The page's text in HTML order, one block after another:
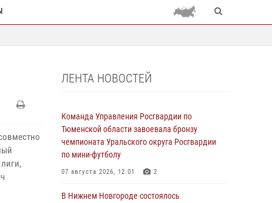
ЛЕНТА НОВОСТЕЙ
Команда Управления Росгвардии по
Тюменской области завоевала бронзу
чемпионата Уральского округа Росгвардии
по мини-футболу
07 августа 2026, 12:01 2
В Нижнем Новгороде состоялось